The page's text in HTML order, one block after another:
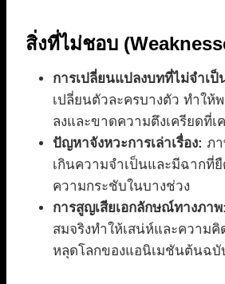
สิ่งที่ไม่ชอบ
การเปลี่ยนแปลงบทที่ไม่จำเป็
เปลี่ยนตัวละครบางตัว ทำให้
ลงและขาดความตึงเครียดที่เ
ปัญหาจังหวะการเล่าเรื่อง: ภ
เกินความจำเป็นและมีฉากที่
ความกระชับในบางช่วง
การสูญเสียเอกลักษณ์ทางภาพ:
สมจริงทำให้เสน่ห์และความคิ
หลุดโลกของแอนิเมชันต้นฉบั